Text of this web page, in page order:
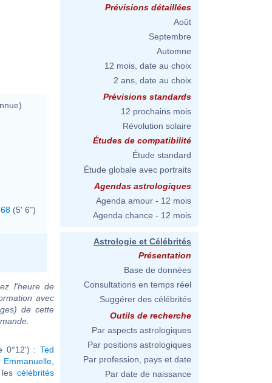
(5' 6")
l'heure de
avec
de cette
0°12') : Ted
Emmanuelle
lescélébrités
Prévisions détaillées
Août
Septembre
Automne
12 mois, date au choix
2 ans, date au choix
Prévisions standards
12 prochains mois
Révolution solaire
Études de compatibilité
Étude standard
Étude globale avec portraits
Agendas astrologiques
Agenda amour - 12 mois
Agenda chance - 12 mois
Astrologie et Célébrités
Présentation
Base de données
Consultations en temps réel
Suggérer des célébrités
Outils de recherche
Par aspects astrologiques
Par positions astrologiques
Par profession, pays et date
Par date de naissance